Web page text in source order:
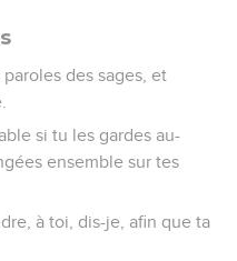
des sages, et
si tu les gardes au-
ensemble sur tes
à toi, dis-je, afin que ta